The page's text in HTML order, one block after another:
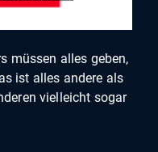
müssen alles geben,
ist alles andere als
vielleicht sogar